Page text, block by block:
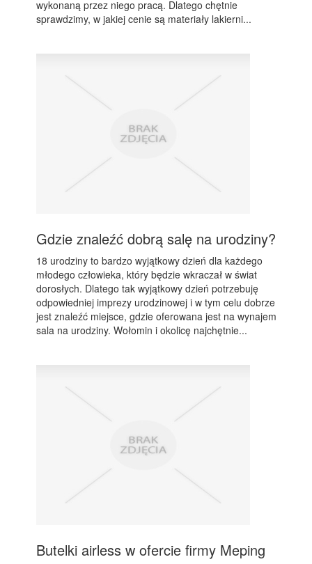
wykonaną przez niego pracą. Dlatego chętnie
sprawdzimy, w jakiej cenie są materiały lakierni...
Gdzie znaleźć dobrą salę na urodziny?
18 urodziny to bardzo wyjątkowy dzień dla każdego
młodego człowieka, który będzie wkraczał w świat
dorosłych. Dlatego tak wyjątkowy dzień potrzebuję
odpowiedniej imprezy urodzinowej i w tym celu dobrze
jest znaleźć miejsce, gdzie oferowana jest na wynajem
sala na urodziny. Wołomin i okolicę najchętnie...
Butelki airless w ofercie firmy Meping